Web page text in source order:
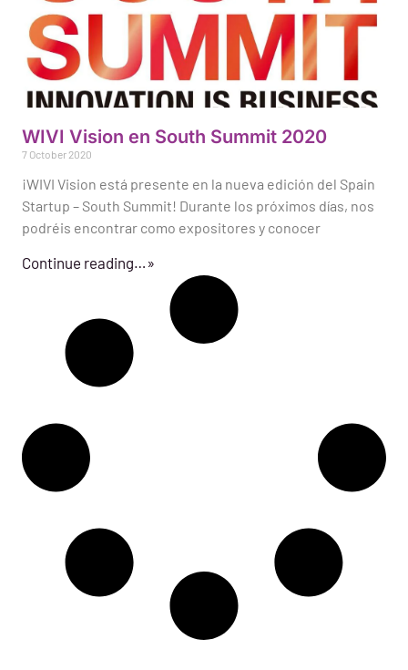
WIVI Vision en South Summit 2020
7 October 2020
¡WIVI Vision está presente en la nueva edición del Spain
Startup – South Summit! Durante los próximos días, nos
podréis encontrar como expositores y conocer
Continue reading…»